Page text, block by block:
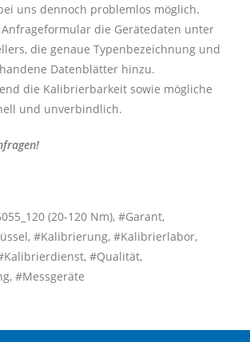
uns dennoch problemlos möglich.
Anfrageformular die Gerätedaten unter
die genaue Typenbezeichnung und
Datenblätter hinzu.
die Kalibrierbarkeit sowie mögliche
und unverbindlich.
(20-120 Nm), #Garant,
#Kalibrierung, #Kalibrierlabor,
#Qualität,
#Messgeräte